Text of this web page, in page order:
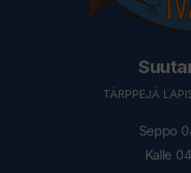
TÄRPPEJÄ
Seppo
Kalle